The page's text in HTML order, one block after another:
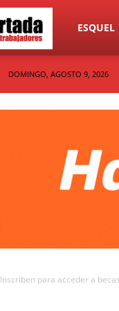
Diario
ESQUEL
DOMINGO, AGOSTO 9, 2026
Inscriben para acceder a